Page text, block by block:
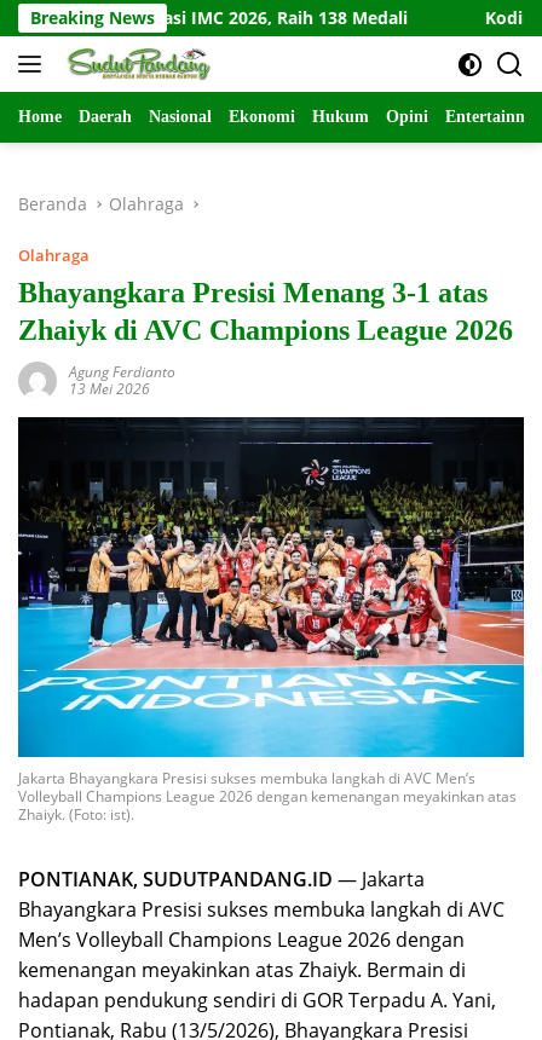
Langsung
ke
konten
Breaking News
Dominasi IMC 2026, Raih 138 Medali Kodim Kediri
Home Daerah Nasional Ekonomi Hukum Opini
Beranda Olahraga
Olahraga
Bhayangkara Presisi Menang 3-1 atas
Zhaiyk di AVC Champions League 2026
Agung Ferdianto
13 Mei 2026
Jakarta Bhayangkara Presisi sukses membuka langkah di AVC Men’s
Volleyball Champions League 2026 dengan kemenangan meyakinkan atas
Zhaiyk. (Foto: ist).
PONTIANAK, SUDUTPANDANG.ID — Jakarta
Bhayangkara Presisi sukses membuka langkah di AVC
Men’s Volleyball Champions League 2026 dengan
kemenangan meyakinkan atas Zhaiyk. Bermain di
hadapan pendukung sendiri di GOR Terpadu A. Yani,
Pontianak, Rabu (13/5/2026), Bhayangkara Presisi